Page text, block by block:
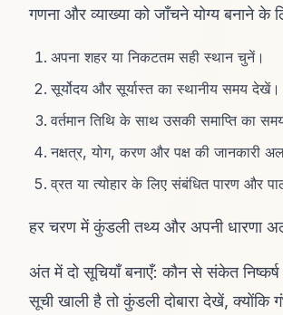
गणना और व्याख्या को जाँचने योग्य बनाने के
अपना शहर या निकटतम सही स्थान चुनें।
सूर्योदय और सूर्यास्त का स्थानीय समय देखें।
वर्तमान तिथि के साथ उसकी समाप्ति का
नक्षत्र, योग, करण और पक्ष की जानकारी
व्रत या त्योहार के लिए संबंधित पारण और
हर चरण में कुंडली तथ्य और अपनी धारणा
अंत में दो सूचियाँ बनाएँ: कौन से संकेत
सूची खाली है तो कुंडली दोबारा देखें, क्योंकि